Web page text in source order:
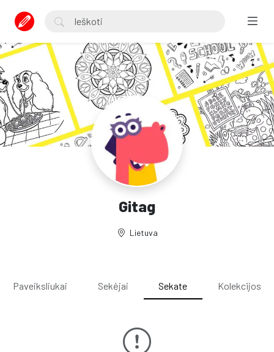
Gitag
Lietuva
Paveiksliukai Sekėjai Sekate Kolekcijos